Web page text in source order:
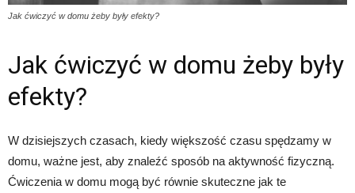
Jak ćwiczyć w domu żeby były efekty?
Jak ćwiczyć w domu żeby były
efekty?
W dzisiejszych czasach, kiedy większość czasu spędzamy w
domu, ważne jest, aby znaleźć sposób na aktywność fizyczną.
Ćwiczenia w domu mogą być równie skuteczne jak te